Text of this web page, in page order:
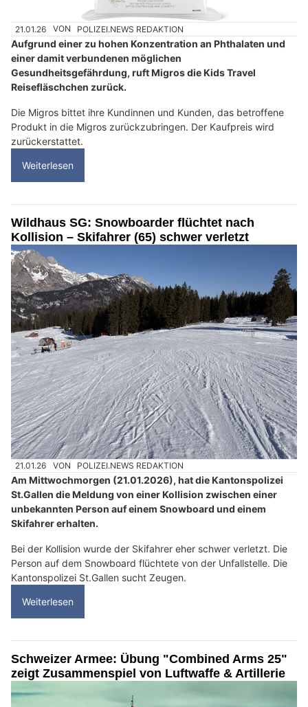
21.01.26 VON POLIZEI.NEWS REDAKTION
Aufgrund einer zu hohen Konzentration an Phthalaten und
einer damit verbundenen möglichen
Gesundheitsgefährdung, ruft Migros die Kids Travel
Reisefläschchen zurück.
Die Migros bittet ihre Kundinnen und Kunden, das betroffene
Produkt in die Migros zurückzubringen. Der Kaufpreis wird
zurückerstattet.
Weiterlesen
Wildhaus SG: Snowboarder flüchtet nach
Kollision – Skifahrer (65) schwer verletzt
21.01.26 VON POLIZEI.NEWS REDAKTION
Am Mittwochmorgen (21.01.2026), hat die Kantonspolizei
St.Gallen die Meldung von einer Kollision zwischen einer
unbekannten Person auf einem Snowboard und einem
Skifahrer erhalten.
Bei der Kollision wurde der Skifahrer eher schwer verletzt. Die
Person auf dem Snowboard flüchtete von der Unfallstelle. Die
Kantonspolizei St.Gallen sucht Zeugen.
Weiterlesen
Schweizer Armee: Übung "Combined Arms 25"
zeigt Zusammenspiel von Luftwaffe & Artillerie